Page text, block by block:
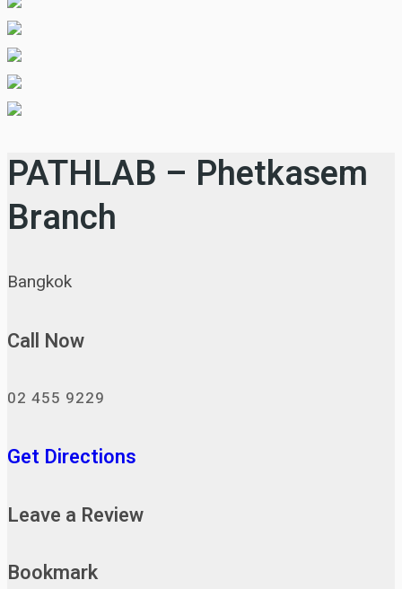
PATHLAB – Phetkasem
Branch
Bangkok
Call Now
02 455 9229
Get Directions
Leave a Review
Bookmark